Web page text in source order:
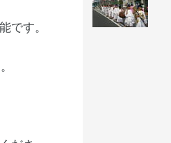
す。